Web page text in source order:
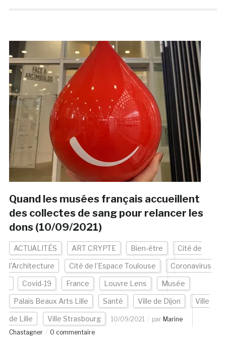
Quand les musées français accueillent
des collectes de sang pour relancer les
dons (10/09/2021)
ACTUALITÉS ART CRYPTE Bien-être Cité de
l'Architecture Cité de l'Espace Toulouse Coronavirus
Covid-19 France Louvre Lens Musée
Palais Beaux Arts Lille Santé Ville de Dijon Ville
de Lille Ville Strasbourg 10/09/2021 par Marine
Chastagner
0 commentaire